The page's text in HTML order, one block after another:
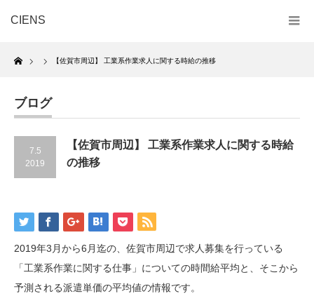
CIENS
Home
【佐賀市周辺】 工業系作業求人に関する時給の推移
ブログ
7.5
2019
【佐賀市周辺】 工業系作業求人に関する時給
の推移
2019年3月から6月迄の、佐賀市周辺で求人募集を行っている
「工業系作業に関する仕事」についての時間給平均と、そこから
予測される派遣単価の平均値の情報です。